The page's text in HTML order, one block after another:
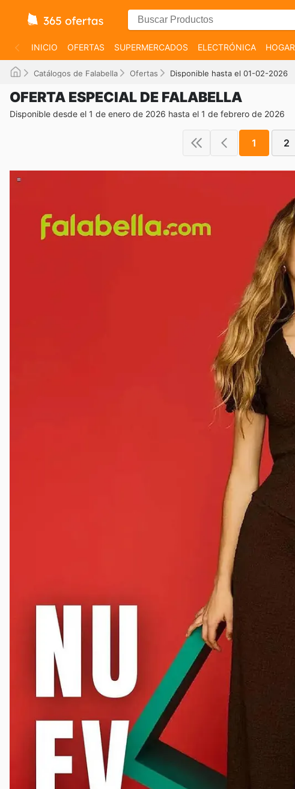
INICIO OFERTAS SUPERMERCADOS ELECTRÓNICA HOGAR
Catálogos de Falabella Ofertas Disponible hasta el 01-02-2026
OFERTA ESPECIAL DE FALABELLA
Disponible desde el 1 de enero de 2026 hasta el 1 de febrero de 2026
1 2